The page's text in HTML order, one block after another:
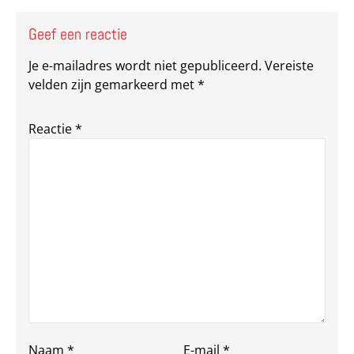
Geef een reactie
Je e-mailadres wordt niet gepubliceerd. Vereiste
velden zijn gemarkeerd met*
Reactie*
Naam * E-mail *